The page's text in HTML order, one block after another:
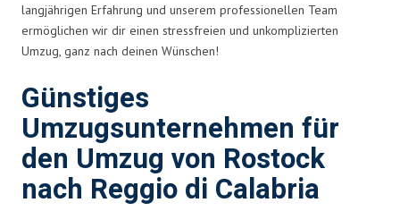
langjährigen Erfahrung und unserem professionellen Team
ermöglichen wir dir einen stressfreien und unkomplizierten
Umzug, ganz nach deinen Wünschen!
Günstiges
Umzugsunternehmen für
den Umzug von Rostock
nach Reggio di Calabria